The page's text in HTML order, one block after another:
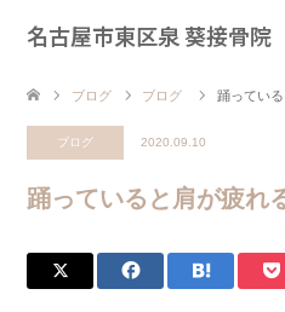
名古屋市東区泉 葵接骨院
ブログ ブログ 踊ってい
ブログ 2020.09.10
踊っていると肩が疲れ